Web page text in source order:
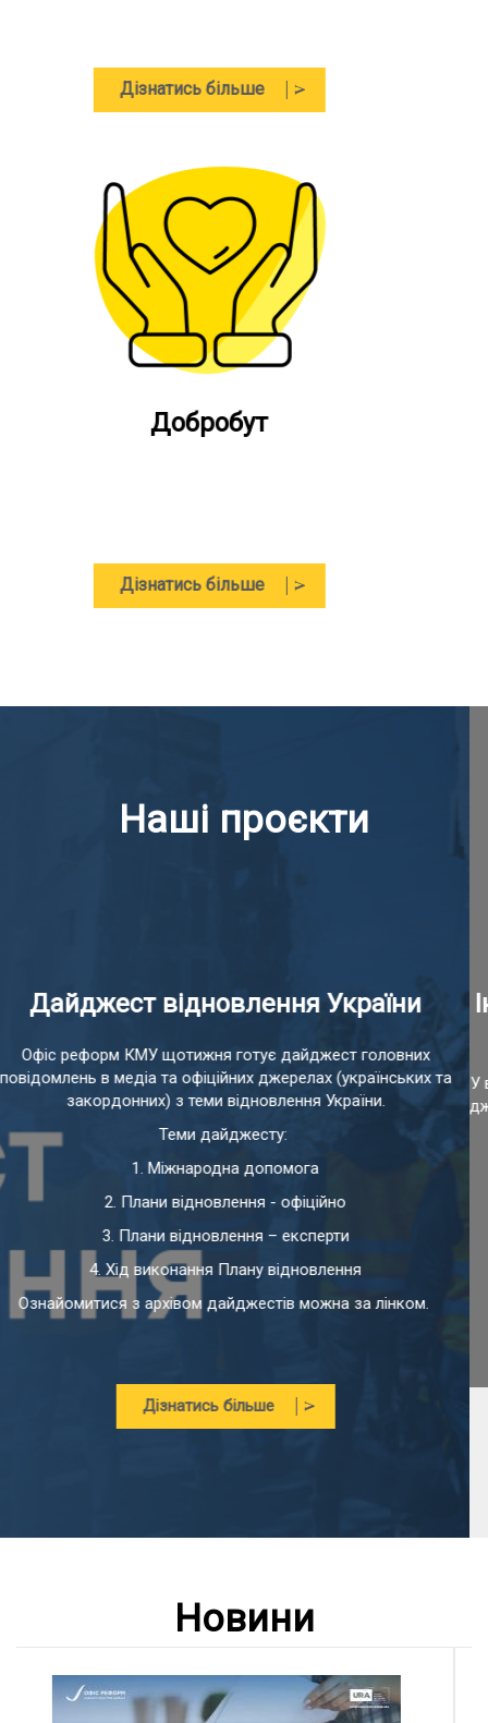
Дізнатись більше
Відбудова
Дізнатись більше
Наші проєкти
Інсайти реформ. Гайд з впровадження
У ваших руках інформація, яку ви ніколи не знайдете у відкритих
джерелах. Це лімітована збірка кейсів та інсайтів впровадження
змін в Україні за 4 роки діяльності Офісу реформ Кабінету
Дізнатись більше
05.08.2026